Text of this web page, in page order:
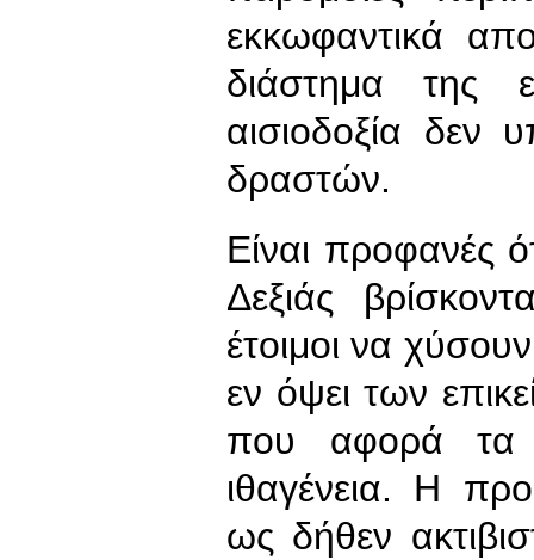
εκκωφαντικά
διάστημα της
αισιοδοξία δεν
δραστών.
Είναι προφανές
Δεξιάς
έτοιμοι να
εν όψει των
που αφορά τα
ιθαγένεια. Η
ως δήθεν